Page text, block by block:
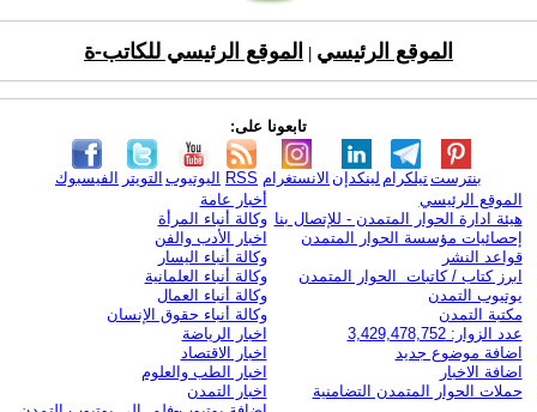
الموقع الرئيسي الموقع الرئيسي للكاتب-ة
تابعونا على:
الفيسبوك التويتر اليوتيوب RSS الانستغرام لينكدإن تيلكرامبنترست
الموقع الرئيسي
هيئة ادارة الحوار المتمدن - للإتصال بنا
إحصائيات مؤسسة الحوار المتمدن
قواعد النشر
ابرز كتاب / كاتبات الحوار المتمدن
يوتيوب التمدن
مكتبة التمدن
عدد الزوار: 3,429,478,752
اضافة موضوع جديد
اضافة الاخبار
حملات الحوار المتمدن التضامنية
أخبار عامة
وكالة أنباء المرأة
اخبار الأدب والفن
وكالة أنباء اليسار
وكالة أنباء العلمانية
وكالة أنباء العمال
وكالة أنباء حقوق الإنسان
اخبار الرياضة
اخبار الاقتصاد
اخبار الطب والعلوم
اخبار التمدن